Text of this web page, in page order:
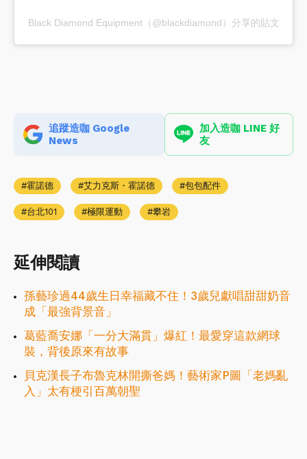
Black Diamond Equipment（@blackdiamond）分享的貼文
追蹤造咖 Google
News
加入造咖 LINE 好
友
霍諾德 艾力克斯・霍諾德 包包配件
台北101 極限運動 攀岩
延伸閱讀
孫藝珍過44歲生日幸福藏不住！3歲兒獻唱甜甜奶音
成「最強背景音」
葛藍喬安娜「一分大滿貫」爆紅！最愛穿這款網球
裝，背後原來有故事
貝克漢長子布魯克林開撕爸媽！藝術家P圖「老媽亂
入」太有梗引百萬朝聖